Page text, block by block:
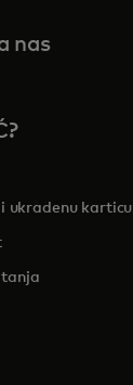
nas
ukradenu karticu